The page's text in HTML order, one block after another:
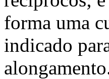
forma uma
indicado